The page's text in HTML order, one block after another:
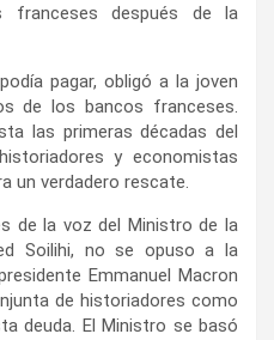
franceses después de la
pagar, obligó a la joven
de los bancos franceses.
las primeras décadas del
y economistas
un verdadero rescate.
de la voz del Ministro de la
Soilihi, no se opuso a la
Emmanuel Macron
de historiadores como
deuda. El Ministro se basó